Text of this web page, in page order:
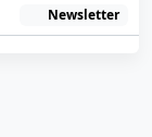
Newsletter